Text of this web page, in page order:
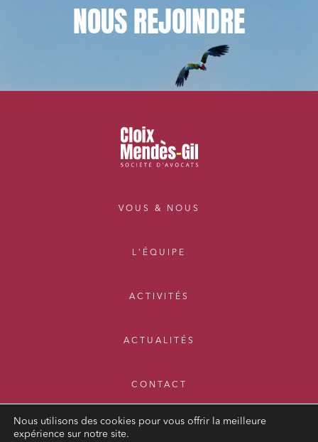
NOUSREJOINDRE
VOUS & NOUS
L'ÉQUIPE
ACTIVITÉS
ACTUALITÉS
CONTACT
Nous utilisons des cookies pour vous offrir la meilleure
expérience sur notre site.